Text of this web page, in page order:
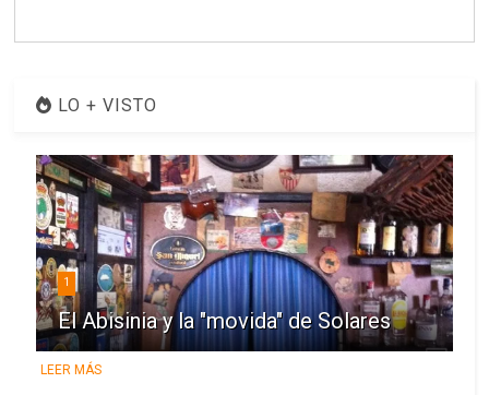
LO + VISTO
1
El Abisinia y la "movida" de Solares
LEER MÁS